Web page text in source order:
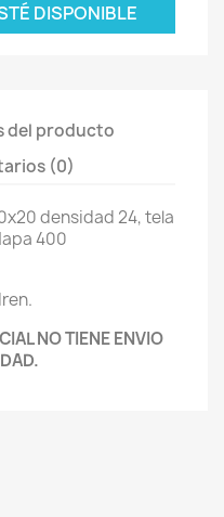
DISPONIBLE
del producto
(0)
densidad 24, tela
400
NO TIENE ENVIO